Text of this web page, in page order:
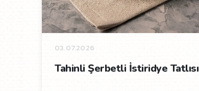
03.07.2026
Tahinli Şerbetli İstiridye Tatlısı